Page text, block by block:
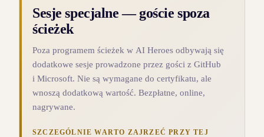
Sesje specjalne — goście spoza
ścieżek
Poza programem ścieżek w AI Heroes odbywają się
dodatkowe sesje prowadzone przez gości z GitHub
i Microsoft. Nie są wymagane do certyfikatu, ale
wnoszą dodatkową wartość. Bezpłatne, online,
nagrywane.
SZCZEGÓLNIE WARTO ZAJRZEĆ PRZY TEJ